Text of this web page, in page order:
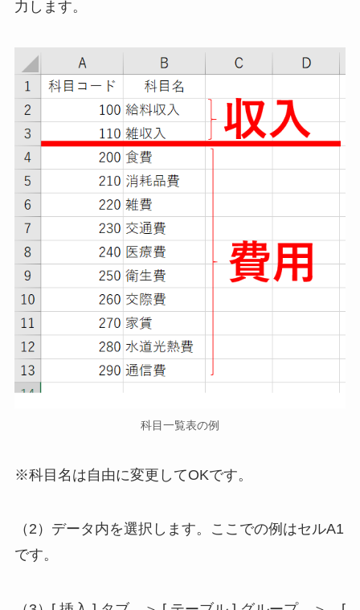
力します。
科目一覧表の例
※科目名は自由に変更してOKです。
（2）データ内を選択します。ここでの例はセルA1
です。